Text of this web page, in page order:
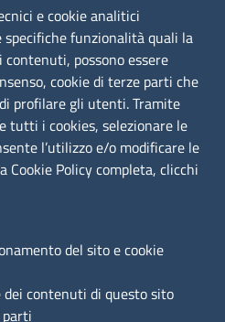
e cookie analitici
funzionalità quali la
possono essere
cookie di terze parti che
profilare gli utenti. Tramite
tutti i cookies, selezionare le
l’utilizzo e/o modificare le
Cookie Policy completa, clicchi
del sito e cookie
dei contenuti di questo sito